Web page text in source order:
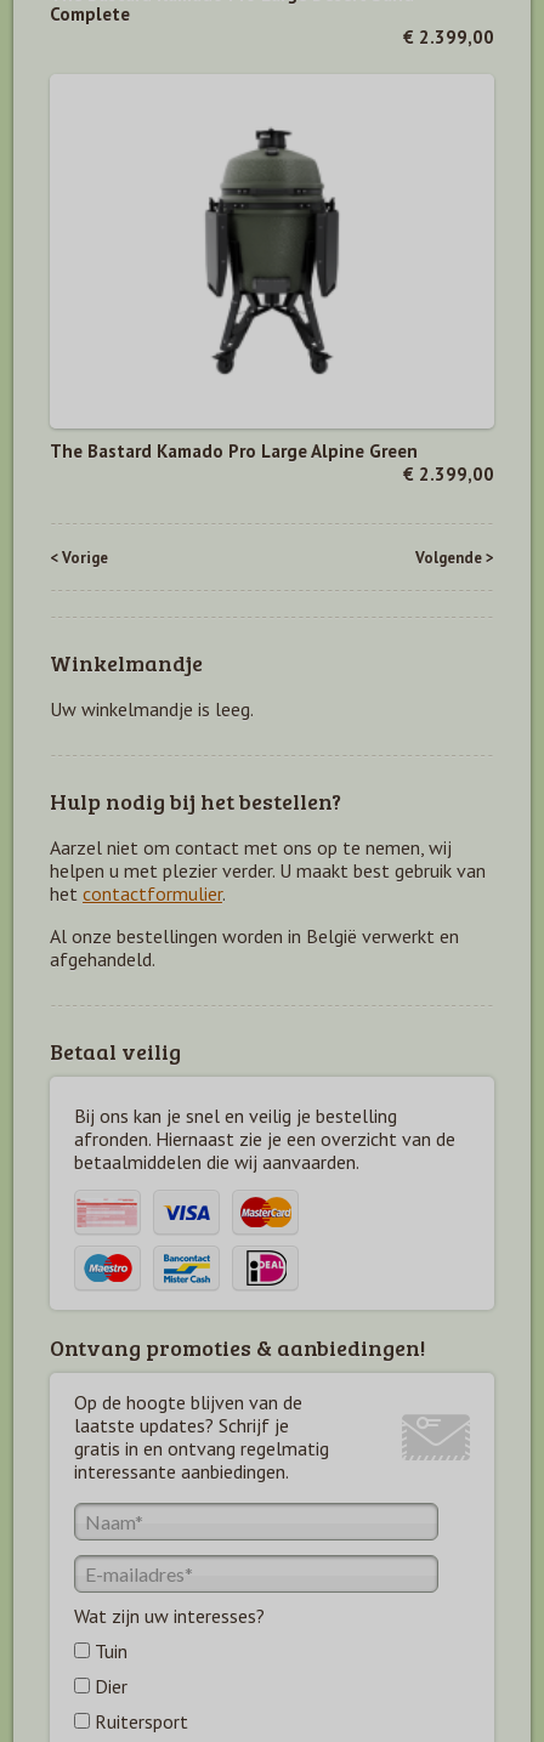
Complete
€ 2.399,00
The Bastard Kamado Pro Large Alpine Green
€ 2.399,00
< Vorige Volgende >
Winkelmandje
Uw winkelmandje is leeg.
Hulp nodig bij het bestellen?
Aarzel niet om contact met ons op te nemen, wij
helpen u met plezier verder. U maakt best gebruik van
het contactformulier.
Al onze bestellingen worden in België verwerkt en
afgehandeld.
Betaal veilig
Bij ons kan je snel en veilig je bestelling
afronden. Hiernaast zie je een overzicht van de
betaalmiddelen die wij aanvaarden.
Ontvang promoties & aanbiedingen!
Op de hoogte blijven van de
laatste updates? Schrijf je
gratis in en ontvang regelmatig
interessante aanbiedingen.
Wat zijn uw interesses?
Tuin
Dier
Ruitersport